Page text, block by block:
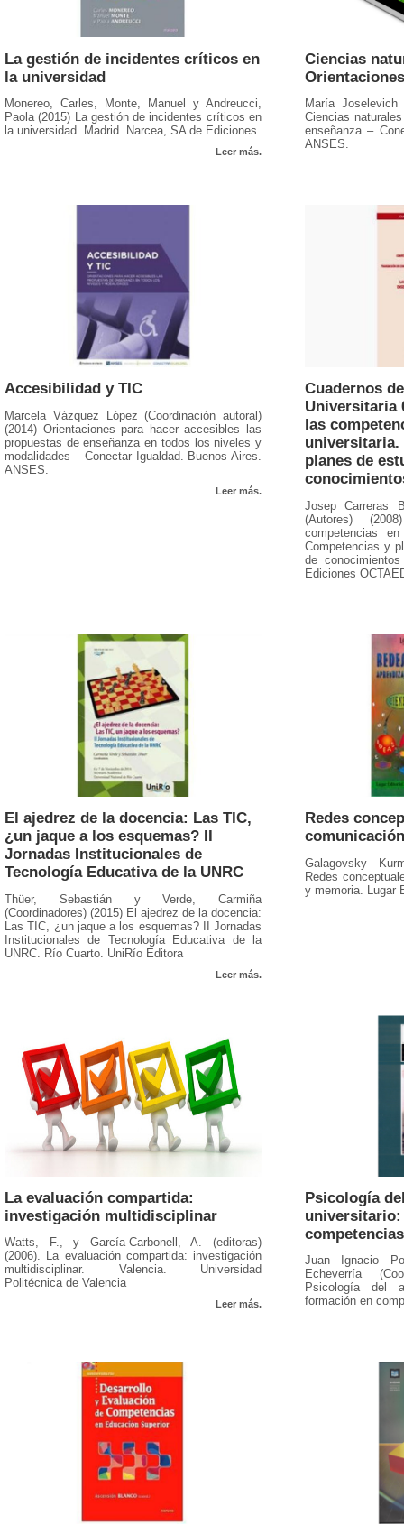
La gestión de incidentes críticos en
la universidad
Monereo, Carles, Monte, Manuel y Andreucci,
Paola (2015) La gestión de incidentes críticos en
la universidad. Madrid. Narcea, SA de Ediciones
Leer más.
Ciencias
María Joselevich
Ciencias
enseñanza –
ANSES.
Accesibilidad y TIC
Marcela Vázquez López (Coordinación autoral)
(2014) Orientaciones para hacer accesibles las
propuestas de enseñanza en todos los niveles y
modalidades – Conectar Igualdad. Buenos Aires.
ANSES.
Leer más.
Cuadernos
Universitaria
las
universitaria.
planes de
Josep Carreras
(Autores)
competencias
Competencias y
de
Ediciones
El ajedrez de la docencia: Las TIC,
¿un jaque a los esquemas? II
Jornadas Institucionales de
Tecnología Educativa de la UNRC
Thüer, Sebastián y Verde, Carmiña
(Coordinadores) (2015) El ajedrez de la docencia:
Las TIC, ¿un jaque a los esquemas? II Jornadas
Institucionales de Tecnología Educativa de la
UNRC. Río Cuarto. UniRío Editora
Leer más.
Redes
Galagovsky
Redes
y memoria. Lugar
La evaluación compartida:
investigación multidisciplinar
Watts, F., y García-Carbonell, A. (editoras)
(2006). La evaluación compartida: investigación
multidisciplinar. Valencia. Universidad
Politécnica de Valencia
Leer más.
Psicología
universitario:
Juan Ignacio
Echeverría
Psicología del
formación en